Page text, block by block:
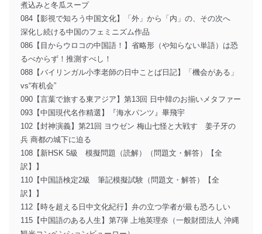
煮込みと冬瓜スープ
084【影視で知ろう中国文化】「外」から「内」の、その次へ
深化し続ける中国のフェミニズム作品
086【目からウロコの中国語！】省略形（や知らない単語）は恐
るべからず！推測すべし！
088【バイリンガル小李老師の日中ことば日記】「機会がある」
vs“有机会”
090【言葉で旅する東アジア】第13回 日中韓のお揃いメタファー
093【中国現代名作精選】『海水パンツ』畢飛宇
102【封神演義】第21回 ヨウゼン 梅山七怪と大戦す 姜子牙の
兵 商都の城下に迫る
108【新HSK 5級 模擬問題（読解）（問題文・解答）【全
訳】】
110【中国語検定2級 筆記模擬試験（問題文・解答）【全
訳】】
112【時を超える日中文化紀行】弁の立つ学者が最も恐ろしい
115【中国語のある人生】第7弾 上地英理奈（一般財団法人 沖縄